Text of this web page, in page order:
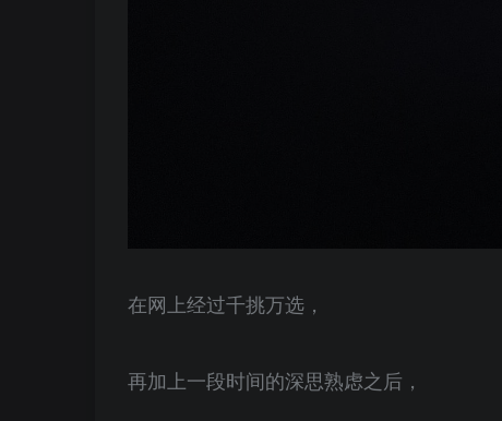
在网上经过千挑万选，
再加上一段时间的深思熟虑之后，